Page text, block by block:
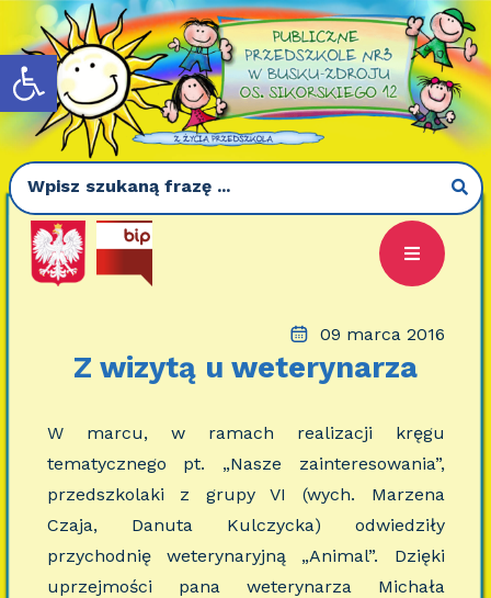
Otwórz pasek narzędzi
09 marca 2016
Z wizytą u weterynarza
W marcu, w ramach realizacji kręgu
tematycznego pt. „Nasze zainteresowania”,
przedszkolaki z grupy VI (wych. Marzena
Czaja, Danuta Kulczycka) odwiedziły
przychodnię weterynaryjną „Animal”. Dzięki
uprzejmości pana weterynarza Michała